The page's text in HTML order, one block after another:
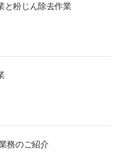
と粉じん除去作業
務のご紹介